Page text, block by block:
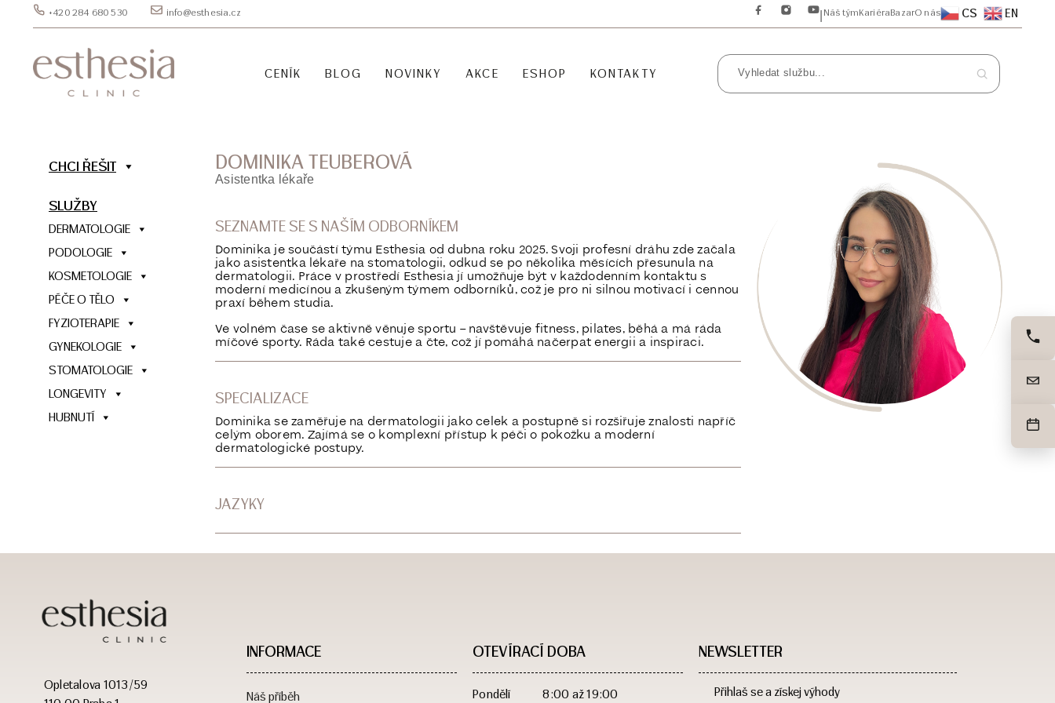
+420 284 680 530 info@esthesia.cz CS EN
O nás
Bazar
Kariéra
Náš tým
CENÍK BLOG NOVINKY AKCE ESHOP KONTAKTY
CHCI ŘEŠIT
SLUŽBY
DERMATOLOGIE
PODOLOGIE
KOSMETOLOGIE
PÉČE O TĚLO
FYZIOTERAPIE
GYNEKOLOGIE
STOMATOLOGIE
LONGEVITY
HUBNUTÍ
DOMINIKA TEUBEROVÁ
Asistentka lékaře
SEZNAMTE SE S NAŠÍM ODBORNÍKEM
Dominika je součástí týmu Esthesia od dubna roku 2025. Svoji profesní dráhu zde začala
jako asistentka lékaře na stomatologii, odkud se po několika měsících přesunula na
dermatologii. Práce v prostředí Esthesia jí umožňuje být v každodenním kontaktu s
moderní medicínou a zkušeným týmem odborníků, což je pro ni silnou motivací i cennou
praxí během studia.
Ve volném čase se aktivně věnuje sportu – navštěvuje fitness, pilates, běhá a má ráda
míčové sporty. Ráda také cestuje a čte, což jí pomáhá načerpat energii a inspiraci.
SPECIALIZACE
Dominika se zaměřuje na dermatologii jako celek a postupně si rozšiřuje znalosti napříč
celým oborem. Zajímá se o komplexní přístup k péči o pokožku a moderní
dermatologické postupy.
JAZYKY
Opletalova 1013/59
INFORMACE
Náš příběh
OTEVÍRACÍ DOBA​
Pondělí 8:00 až 19:00
NEWSLETTER
Přihlaš se a získej výhody